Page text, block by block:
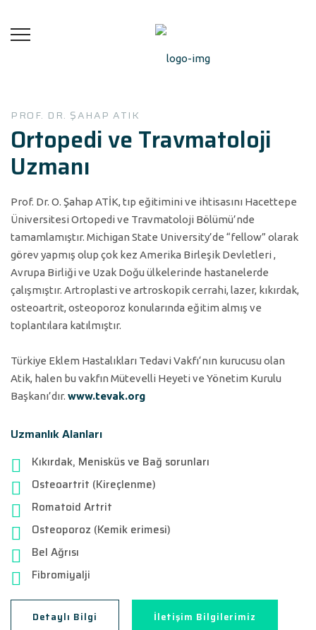
PROF. DR. ŞAHAP ATIK
Ortopedi ve Travmatoloji
Uzmanı
Prof. Dr. O. Şahap ATİK, tıp eğitimini ve ihtisasını Hacettepe
Üniversitesi Ortopedi ve Travmatoloji Bölümü’nde
tamamlamıştır. Michigan State University’de “fellow” olarak
görev yapmış olup çok kez Amerika Birleşik Devletleri ,
Avrupa Birliği ve Uzak Doğu ülkelerinde hastanelerde
çalışmıştır. Artroplasti ve artroskopik cerrahi, lazer, kıkırdak,
osteoartrit, osteoporoz konularında eğitim almış ve
toplantılara katılmıştır.
Türkiye Eklem Hastalıkları Tedavi Vakfı‘nın kurucusu olan
Atik, halen bu vakfın Mütevelli Heyeti ve Yönetim Kurulu
Başkanı’dır. www.tevak.org
Uzmanlık Alanları
Kıkırdak, Menisküs ve Bağ sorunları
Osteoartrit (Kireçlenme)
Romatoid Artrit
Osteoporoz (Kemik erimesi)
Bel Ağrısı
Fibromiyalji
Detaylı Bilgi İletişim Bilgilerimiz